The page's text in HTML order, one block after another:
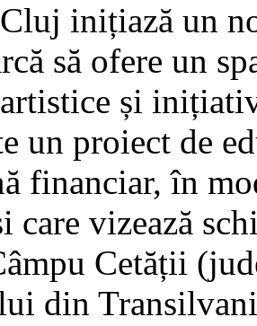
inițiază un
să ofere un
și
un proiect de
financiar, în
care vizează
Cetății
din